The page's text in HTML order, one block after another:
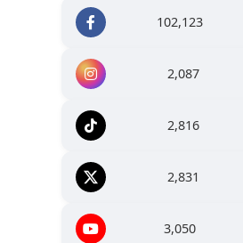
102,123
2,087
2,816
2,831
3,050